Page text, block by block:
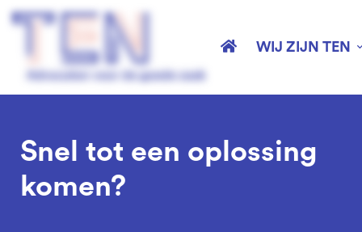
WIJ ZIJN TEN
Snel tot een oplossing
komen?